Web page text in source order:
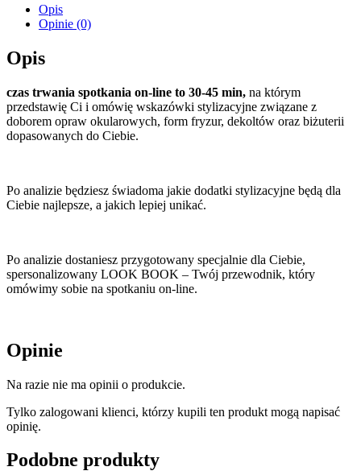
Opis
Opinie (0)
Opis
czas trwania spotkania on-line to 30-45 min, na którym
przedstawię Ci i omówię wskazówki stylizacyjne związane z
doborem opraw okularowych, form fryzur, dekoltów oraz biżuterii
dopasowanych do Ciebie.
Po analizie będziesz świadoma jakie dodatki stylizacyjne będą dla
Ciebie najlepsze, a jakich lepiej unikać.
Po analizie dostaniesz przygotowany specjalnie dla Ciebie,
spersonalizowany LOOK BOOK – Twój przewodnik, który
omówimy sobie na spotkaniu on-line.
Opinie
Na razie nie ma opinii o produkcie.
Tylko zalogowani klienci, którzy kupili ten produkt mogą napisać
opinię.
Podobne produkty